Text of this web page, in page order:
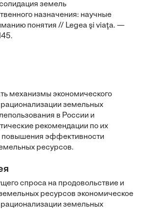
земель
назначения: научные
понятия // Legea şi viaţa. —
механизмы экономического
земельных
в России и
рекомендации по их
повышения эффективности
ресурсов.
спроса на продовольствие и
ресурсов экономическое
земельных